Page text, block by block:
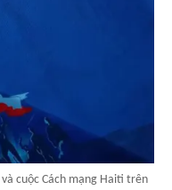
cuộc Cách mạng Haiti trên